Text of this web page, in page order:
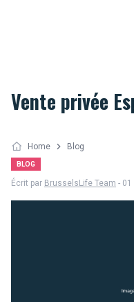
Vente privée
Home Blog
BLOG
Écrit par BrusselsLife Team -